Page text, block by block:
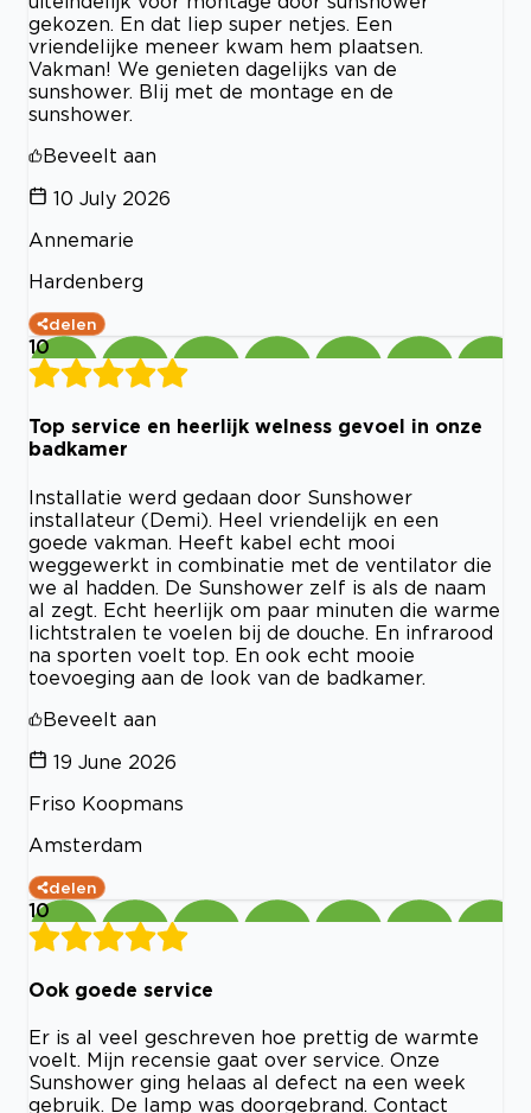
gekozen. En dat liep super netjes. Een
vriendelijke meneer kwam hem plaatsen.
Vakman! We genieten dagelijks van de
sunshower. Blij met de montage en de
sunshower.
Beveelt aan
10 July 2026
Annemarie
Hardenberg
delen
10
Top service en heerlijk welness gevoel in onze
badkamer
Installatie werd gedaan door Sunshower
installateur (Demi). Heel vriendelijk en een
goede vakman. Heeft kabel echt mooi
weggewerkt in combinatie met de ventilator die
we al hadden. De Sunshower zelf is als de naam
al zegt. Echt heerlijk om paar minuten die warme
lichtstralen te voelen bij de douche. En infrarood
na sporten voelt top. En ook echt mooie
toevoeging aan de look van de badkamer.
Beveelt aan
19 June 2026
Friso Koopmans
Amsterdam
delen
10
Ook goede service
Er is al veel geschreven hoe prettig de warmte
voelt. Mijn recensie gaat over service. Onze
Sunshower ging helaas al defect na een week
gebruik. De lamp was doorgebrand. Contact